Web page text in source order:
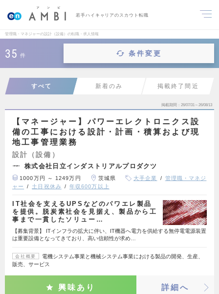
若手ハイキャリアのスカウト転職
管理職・マネジャーの設計（設備）の転職・求人情報
35 件 条件変更
すべて 新着のみ 掲載終了間近
掲載期間 26/07/31～26/08/13
【マネージャー】パワーエレクトロニクス設
備の工事における設計・計画・積算および現
地工事管理業務
設計（設備）
株式会社日立インダストリアルプロダクツ
1000万円 ～ 1249万円 茨城県 大手企業
管理職・マネジ
ャー
土日祝休み 年収600万以上
IT社会を支えるUPSなどのパワエレ製品
を提供。脱炭素社会を見据え、製品から工
事まで一貫したソリュー…
【募集背景】 ITインフラの拡大に伴い、IT機器へ電力を供給する無停電電源装置
は重要設備となってきており、高い信頼性が求め…
会社概要
電機システム事業と機械システム事業における製品の開発、生産、
販売、サービス
興味あり 詳細へ